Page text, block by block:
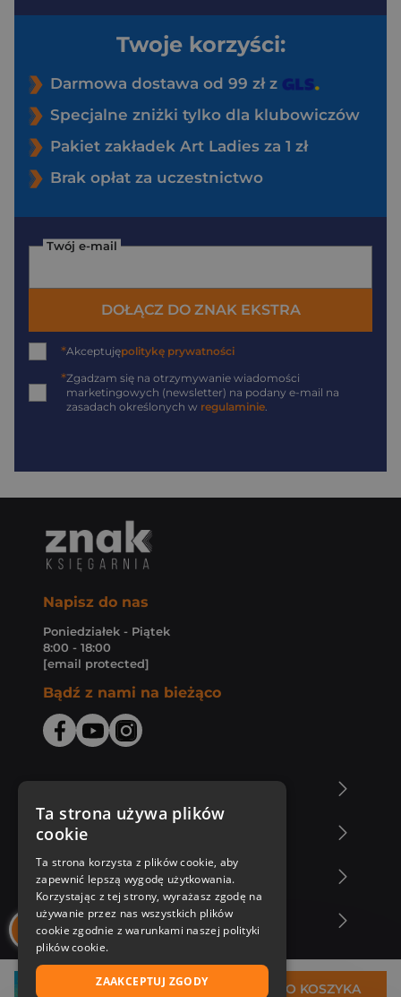
44,87 zł DO KOSZYKA
Twoje korzyści:
Darmowa dostawa od 99 zł z
Specjalne zniżki tylko dla klubowiczów
Pakiet zakładek Art Ladies za 1 zł
Brak opłat za uczestnictwo
Twój e-mail
DOŁĄCZ DO ZNAK EKSTRA
*Akceptujępolitykę prywatności
*Zgadzam się na otrzymywanie wiadomości
marketingowych (newsletter) na podany e-mail na
zasadach określonych w regulaminie.
Napisz do nas
Poniedziałek - Piątek
8:00 - 18:00
[email protected]
Bądź z nami na bieżąco
Zakupy u nas
Nasza oferta
Nasi autorzy
Ta strona używa plików
cookie
Ta strona korzysta z plików cookie, aby
zapewnić lepszą wygodę użytkowania.
Korzystając z tej strony, wyrażasz zgodę na
używanie przez nas wszystkich plików
cookie zgodnie z warunkami naszej polityki
plików cookie.
ZAAKCEPTUJ ZGODY